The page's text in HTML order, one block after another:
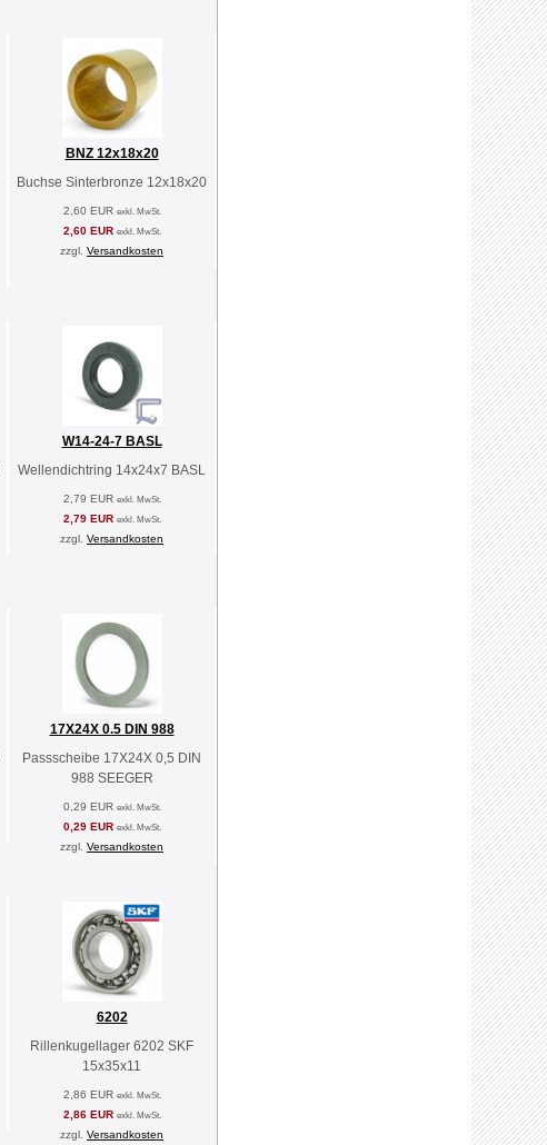
BNZ 12x18x20
Buchse Sinterbronze 12x18x20
2,60 EUR exkl. MwSt.
2,60 EUR exkl. MwSt.
zzgl. Versandkosten
W14-24-7 BASL
Wellendichtring 14x24x7 BASL
2,79 EUR exkl. MwSt.
2,79 EUR exkl. MwSt.
zzgl. Versandkosten
17X24X 0.5 DIN 988
Passscheibe 17X24X 0,5 DIN
988 SEEGER
0,29 EUR exkl. MwSt.
0,29 EUR exkl. MwSt.
zzgl. Versandkosten
6202
Rillenkugellager 6202 SKF
15x35x11
2,86 EUR exkl. MwSt.
2,86 EUR exkl. MwSt.
zzgl. Versandkosten